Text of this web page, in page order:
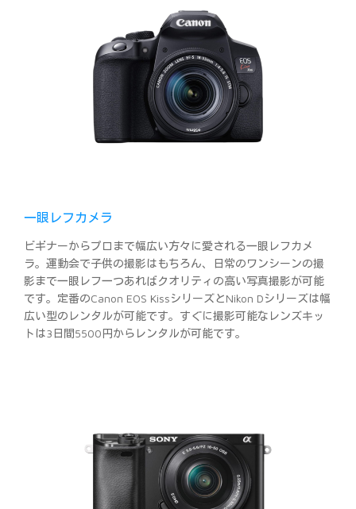
一眼レフカメラ
ビギナーからプロまで幅広い方々に愛される一眼レフカメ
ラ。運動会で子供の撮影はもちろん、日常のワンシーンの撮
影まで一眼レフ一つあればクオリティの高い写真撮影が可能
です。定番のCanon EOS KissシリーズとNikon Dシリーズは幅
広い型のレンタルが可能です。すぐに撮影可能なレンズキッ
トは3日間5500円からレンタルが可能です。